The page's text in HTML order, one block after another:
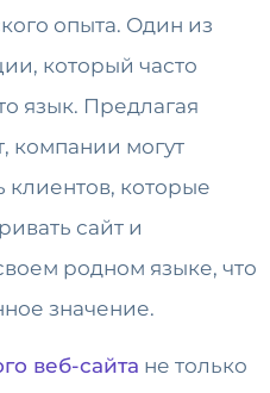
опыта. Один из
который часто
язык. Предлагая
компании могут
клиентов, которые
сайт и
родном языке, что
значение.
веб-сайта не только